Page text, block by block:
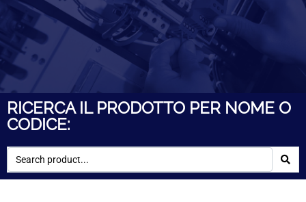
RICERCA IL PRODOTTO PER NOME O
CODICE: